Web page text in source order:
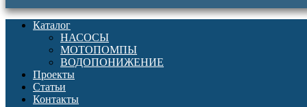
Каталог
НАСОСЫ
МОТОПОМПЫ
ВОДОПОНИЖЕНИЕ
Проекты
Статьи
Контакты